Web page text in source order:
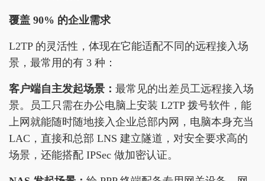
覆盖 90% 的企业需求
L2TP 的灵活性，体现在它能适配不同的远程接入场
景，最常用的有 3 种：
客户端自主发起场景： 最常见的出差员工远程接入场
景。员工只需在办公电脑上安装 L2TP 拨号软件，能
上网就能随时随地接入企业总部内网，电脑本身充当
LAC，直接和总部 LNS 建立隧道，对安全要求高的
场景，还能搭配 IPSec 做加密认证。